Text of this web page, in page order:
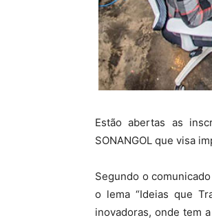
Estão abertas as
SONANGOL que visa
Segundo o
o lema “Ideias que
inovadoras, onde tem